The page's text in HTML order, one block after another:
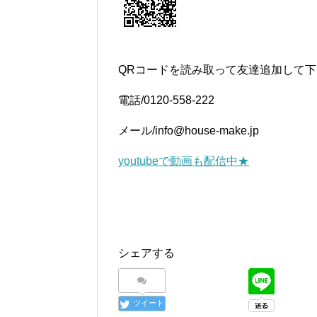
QRコードを読み取って友達追加して
電話/0120-558-222
メール/info@house-make.jp
youtubeで動画も配信中★
シェアする
ツイート